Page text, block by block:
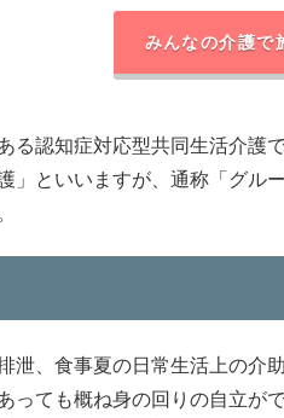
みんなの介護で
認知症対応型共同生活介護
」といいますが、通称「グル
、食事夏の日常生活上の介
っても概ね身の回りの自立が